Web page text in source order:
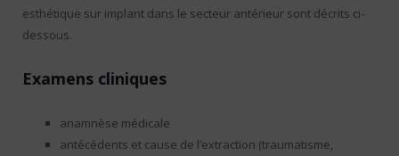
esthétique sur implant dans le secteur antérieur sont décrits ci-
dessous.
Examens cliniques
anamnèse médicale
antécédents et cause de l’extraction (traumatisme,